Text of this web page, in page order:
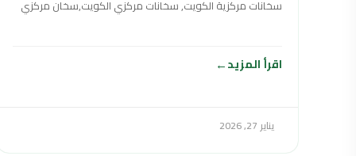
سخانات مركزية الكويت, سخانات مركزي الكويت,سخان مركزي
اقرأ المزيد
يناير 27, 2026